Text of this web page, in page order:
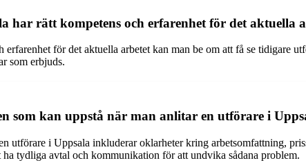
rätt kompetens och erfarenhet för det aktuella
för det aktuella arbetet kan man be om att få se tidigare
som erbjuds.
som kan uppstå när man anlitar en utförare i
utförare i Uppsala inkluderar oklarheter kring arbetsomfattning,
tydliga avtal och kommunikation för att undvika sådana problem.